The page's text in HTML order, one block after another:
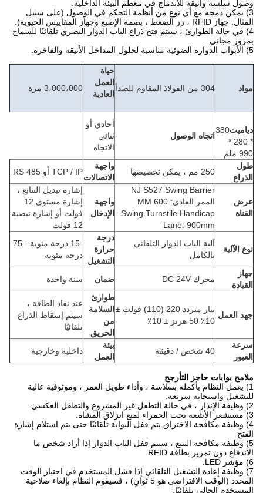
وصول سلسة وأنيقة للاندماج في معظم البيئة الداخلية.
3) يمكن دمجه مع أي نوع من أنظمة التحكم في الوصول (على سبيل
المثال: جهاز RFID ، زر الضغط ، بصمة الإصبع وجهاز المقاييس الحيوية).
4) في حالة الطوارئ ، سيتم فتح ذراع الباب الدوار البصري تلقائيًا للسماح
بمرور مجاني.
5) الأبواب الدوارة الضوئية مناسبة لحلول المداخل الأنيقة والفاخرة.
مواد 304 من الفولاذ المقاوم للصدأ
حياة
العمل
العادية
3،000،000 مرة
دياميت380
* 280 *
990 ملم
اتجاه الوصول
أحادي أو
ثنائي
الاتجاه
طول
الذراع
250 مم ، يمكن تخصيصها
واجهة
الاتصالات
TCP / IP أو RS 485
عرض
القناة
NJ S527 Swing Barrier
الممر العادي: 600 MM
Swing Turnstile Handicap
Lane: 900mm
واجهة
الإدخال
إشارة تبديل التتابع ،
إشارة مستوى 12
فولت أو إشارة نبضية
12 فولت
نوع الآلية
آلية الباب الدوار التلقائي
بالكامل
درجة
حرارة
التشغيل
-15 درجة مئوية - 75
درجة مئوية
جهاز
القيادة
محرك DC 24V ضمان سنة واحدة
جهد العمل
تيار متردد 220 (110) فولت ±
10٪ 50 هرتز ± 10٪
طوارئ
السلامة
من
الحريق
عند نفاد الطاقة ،
سيتم إسقاط الذراع
تلقائيًا
سرعة
العبور
40 شخص / دقيقة
بيئة
العمل
داخلية وخارجية
ملامح بوابات حاجز التأرجح
1) يعمل النظام بأكمله بسلاسة ، وأداء طويل العمر ، وموثوقية عالية
للتشغيل واستجابة سريعة.
2) وظيفة الإنذار ، في حالة التطفل غير المشروع والتطفل العكسي.
3) مستشعر الأشعة تحت الحمراء لمنع انزلاق المشاة.
4) وظيفة مكافحة الاختراق.يتم قفل البوابة تلقائيًا حتى يتم استلام إشارة
الفتح
5) وظيفة مكافحة التتبع ، سيتم قفل الباب الدوار إذا أراد شخص ما
الاندفاع دون تمرير بطاقة RFID.
6) مؤشر LED.
7) وظيفة إعادة التشغيل التلقائي.إذا فشل المستخدم في اجتياز الوقت
المحدد (الوقت الافتراضي هو 5 ثوانٍ) ، فسيقوم النظام بإلغاء صلاحية
المستخدم الحالي تلقائيًا.